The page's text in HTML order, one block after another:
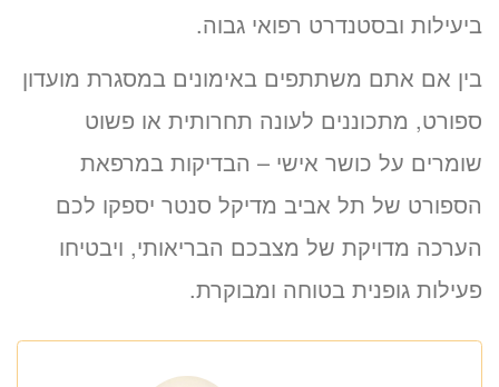
ביעילות ובסטנדרט רפואי גבוה.
בין אם אתם משתתפים באימונים במסגרת מועדון
ספורט, מתכוננים לעונה תחרותית או פשוט
שומרים על כושר אישי – הבדיקות במרפאת
הספורט של תל אביב מדיקל סנטר יספקו לכם
הערכה מדויקת של מצבכם הבריאותי, ויבטיחו
פעילות גופנית בטוחה ומבוקרת.